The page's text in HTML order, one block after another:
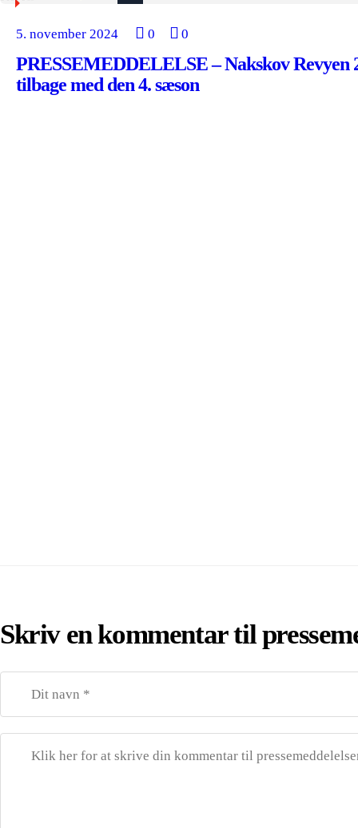
5. november 2024 0 0
PRESSEMEDDELELSE – Nakskov Revyen
tilbage med den 4. sæson
Skriv en kommentar til